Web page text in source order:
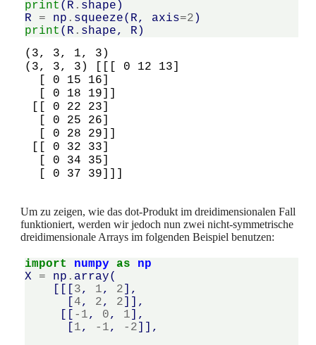
print ( R . shape )
R
= np . squeeze( R, axis=2 )
print ( R . shape, R )
(3, 3, 1, 3)
(3, 3, 3) [[[ 0 12 13]
Um zu zeigen, wie das dot-Produkt im dreidimensionalen Fall
funktioniert, werden wir jedoch nun zwei nicht-symmetrische
dreidimensionale Arrays im folgenden Beispiel benutzen:
import numpy as
np
X
= np . array(
3, 1, 2 ],
[4, 2, 2 ]],
- 1, 0, 1 ],
1, - 1, - 2 ]],